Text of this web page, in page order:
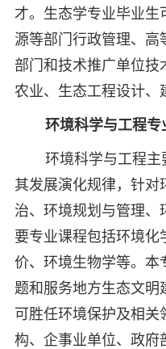
才。生态学专业毕业生
源等部门行政管理、高
部门和技术推广单位技
农业、生态工程设计、
环境科学与工程专
环境科学与工程
其发展演化规律，针对
治、环境规划与管理、
要专业课程包括环境化
价、环境生物学等。本
题和服务地方生态文明
可胜任环境保护及相关
构、企事业单位、政府